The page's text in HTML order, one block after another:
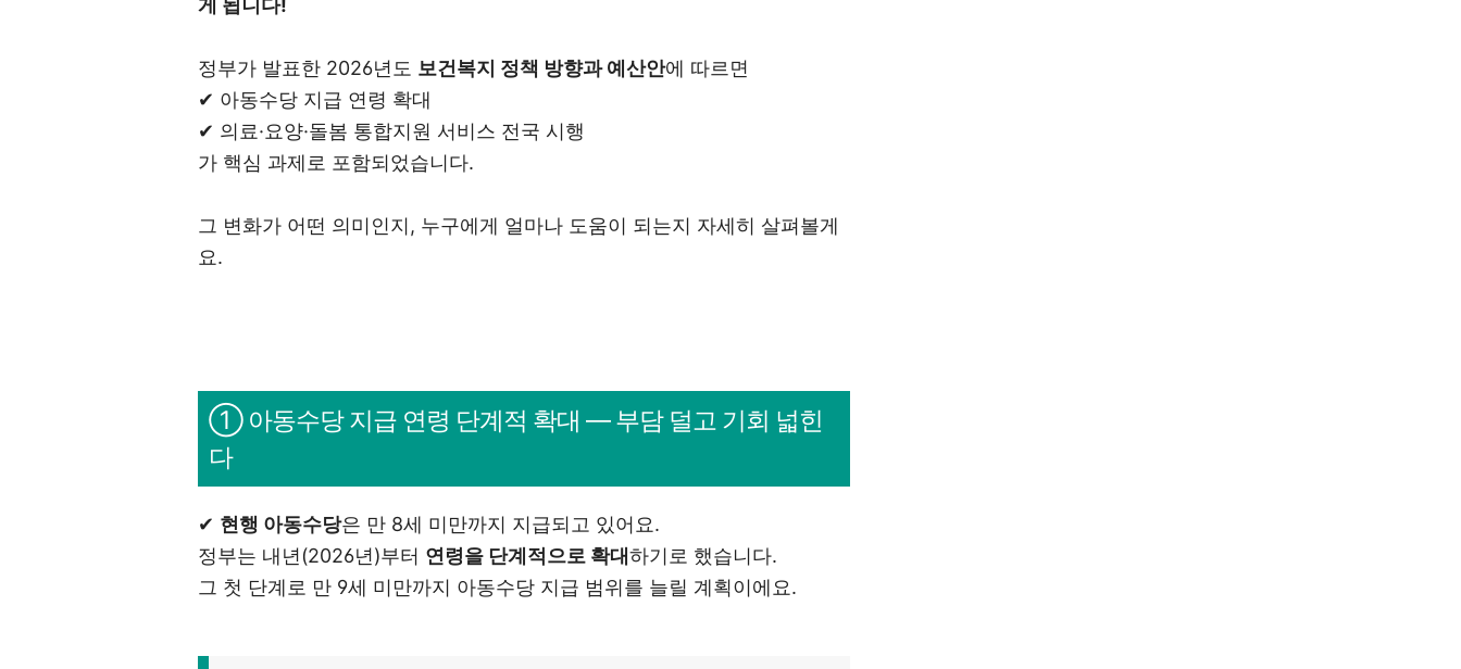
게 됩니다!
정부가 발표한 2026년도 보건복지 정책 방향과 예산안에 따르면
✔ 아동수당 지급 연령 확대
✔ 의료·요양·돌봄 통합지원 서비스 전국 시행
가 핵심 과제로 포함되었습니다.
그 변화가 어떤 의미인지, 누구에게 얼마나 도움이 되는지 자세히 살펴볼게
요.
① 아동수당 지급 연령 단계적 확대 — 부담 덜고 기회 넓힌
다
✔ 현행 아동수당은 만 8세 미만까지 지급되고 있어요.
정부는 내년(2026년)부터 연령을 단계적으로 확대하기로 했습니다.
그 첫 단계로 만 9세 미만까지 아동수당 지급 범위를 늘릴 계획이에요.